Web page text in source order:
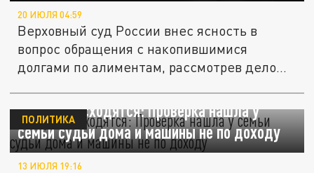
20 ИЮЛЯ 04:59
Верховный суд России внес ясность в
вопрос обращения с накопившимися
долгами по алиментам, рассмотрев дело...
Цифры не сходятся: Проверка нашла у
семьи судьи дома и машины не по доходу
ПОЛИТИКА
13 ИЮЛЯ 19:16